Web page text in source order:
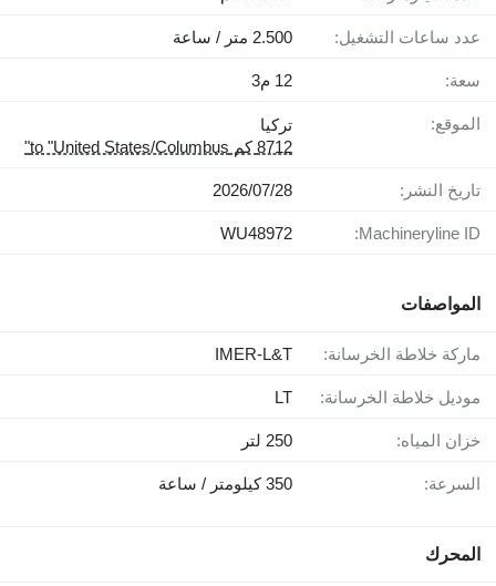
عدد ساعات التشغيل: 2.500 متر / ساعة
سعة: 12 م3
الموقع:
تركيا
8712 كم to "United States/Columbus"
تاريخ النشر: 28‏/07‏/2026
Machineryline ID:
WU48972
المواصفات
ماركة خلاطة الخرسانة: IMER-L&T
موديل خلاطة الخرسانة: LT
خزان المياه: 250 لتر
السرعة: 350 كيلومتر / ساعة
المحرك